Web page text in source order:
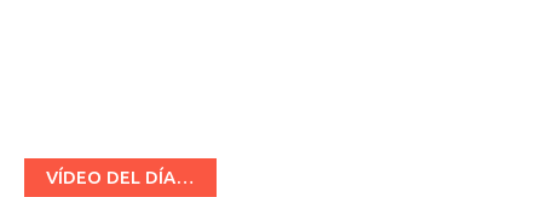
VÍDEO DEL DÍA…